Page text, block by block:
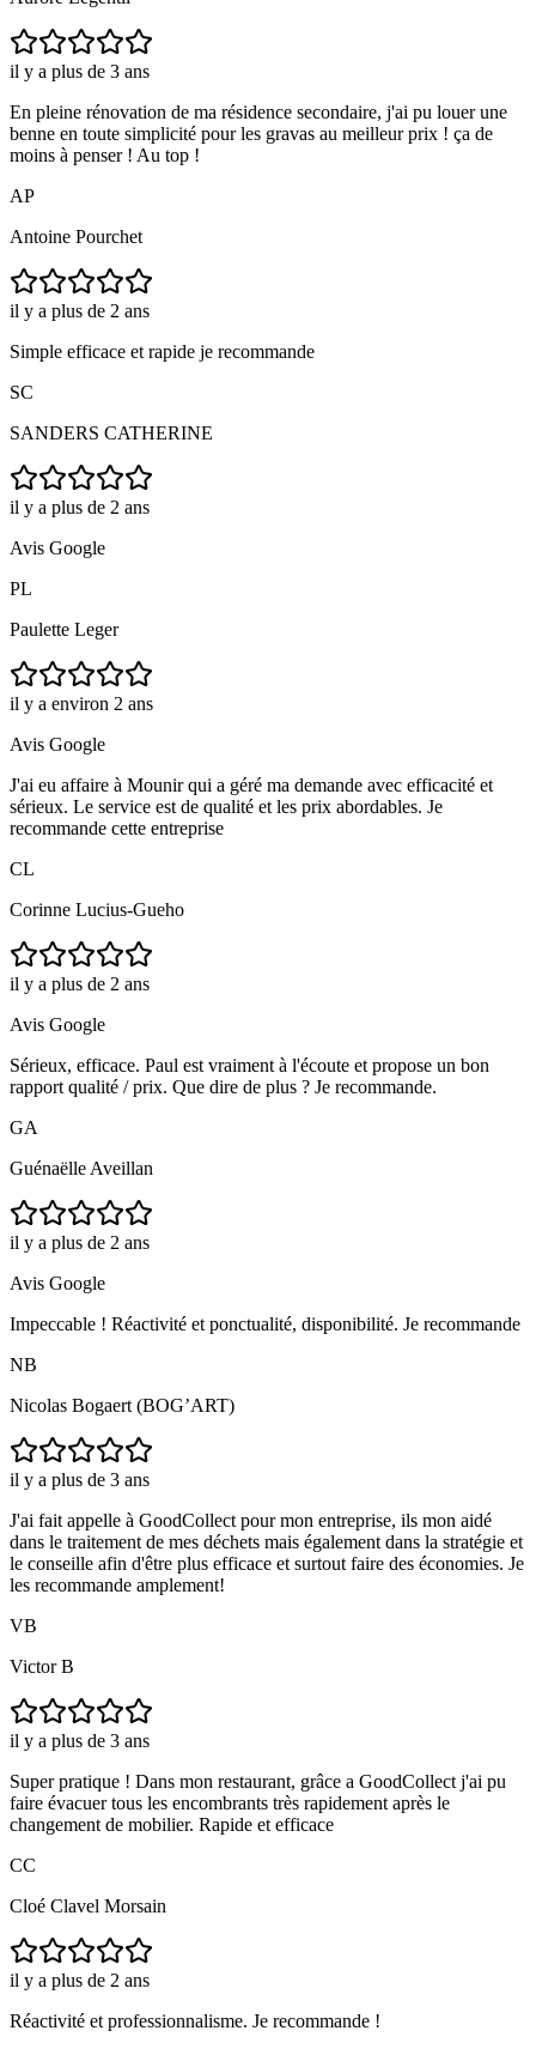
il y a plus de 3 ans
En pleine rénovation de ma résidence secondaire, j'ai pu louer une
benne en toute simplicité pour les gravas au meilleur prix ! ça de
moins à penser ! Au top !
AP
Antoine Pourchet
il y a plus de 2 ans
Simple efficace et rapide je recommande
SC
SANDERS CATHERINE
il y a plus de 2 ans
Avis Google
PL
Paulette Leger
il y a environ 2 ans
Avis Google
J'ai eu affaire à Mounir qui a géré ma demande avec efficacité et
sérieux. Le service est de qualité et les prix abordables. Je
recommande cette entreprise
CL
Corinne Lucius-Gueho
il y a plus de 2 ans
Avis Google
Sérieux, efficace. Paul est vraiment à l'écoute et propose un bon
rapport qualité / prix. Que dire de plus ? Je recommande.
GA
Guénaëlle Aveillan
il y a plus de 2 ans
Avis Google
Impeccable ! Réactivité et ponctualité, disponibilité. Je recommande
NB
Nicolas Bogaert (BOG’ART)
il y a plus de 3 ans
J'ai fait appelle à GoodCollect pour mon entreprise, ils mon aidé
dans le traitement de mes déchets mais également dans la stratégie et
le conseille afin d'être plus efficace et surtout faire des économies. Je
les recommande amplement!
VB
Victor B
il y a plus de 3 ans
Super pratique ! Dans mon restaurant, grâce a GoodCollect j'ai pu
faire évacuer tous les encombrants très rapidement après le
changement de mobilier. Rapide et efficace
CC
Cloé Clavel Morsain
il y a plus de 2 ans
Réactivité et professionnalisme. Je recommande !